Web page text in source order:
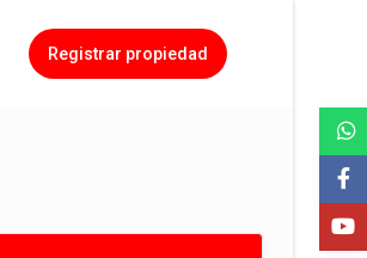
Registrar propiedad